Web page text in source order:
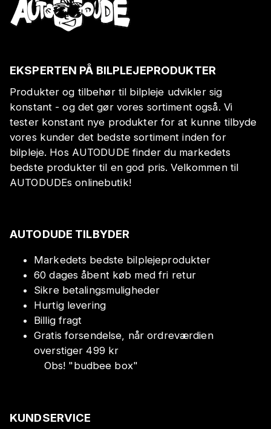
EKSPERTEN PÅ BILPLEJEPRODUKTER
Produkter og tilbehør til bilpleje udvikler sig
konstant - og det gør vores sortiment også. Vi
tester konstant nye produkter for at kunne tilbyde
vores kunder det bedste sortiment inden for
bilpleje. Hos AUTODUDE finder du markedets
bedste produkter til en god pris. Velkommen til
AUTODUDEs onlinebutik!
AUTODUDE TILBYDER
Markedets bedste bilplejeprodukter
60 dages åbent køb med fri retur
Sikre betalingsmuligheder
Hurtig levering
Billig fragt
Gratis forsendelse, når ordreværdien
overstiger 499 kr
Obs! "budbee box"
KUNDSERVICE